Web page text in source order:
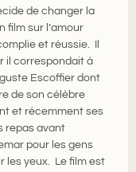
de changer la
film sur l’amour
et réussie. Il
il correspondait à
Escoffier dont
de son célèbre
et récemment ses
repas avant
pour les gens
les yeux. Le film est